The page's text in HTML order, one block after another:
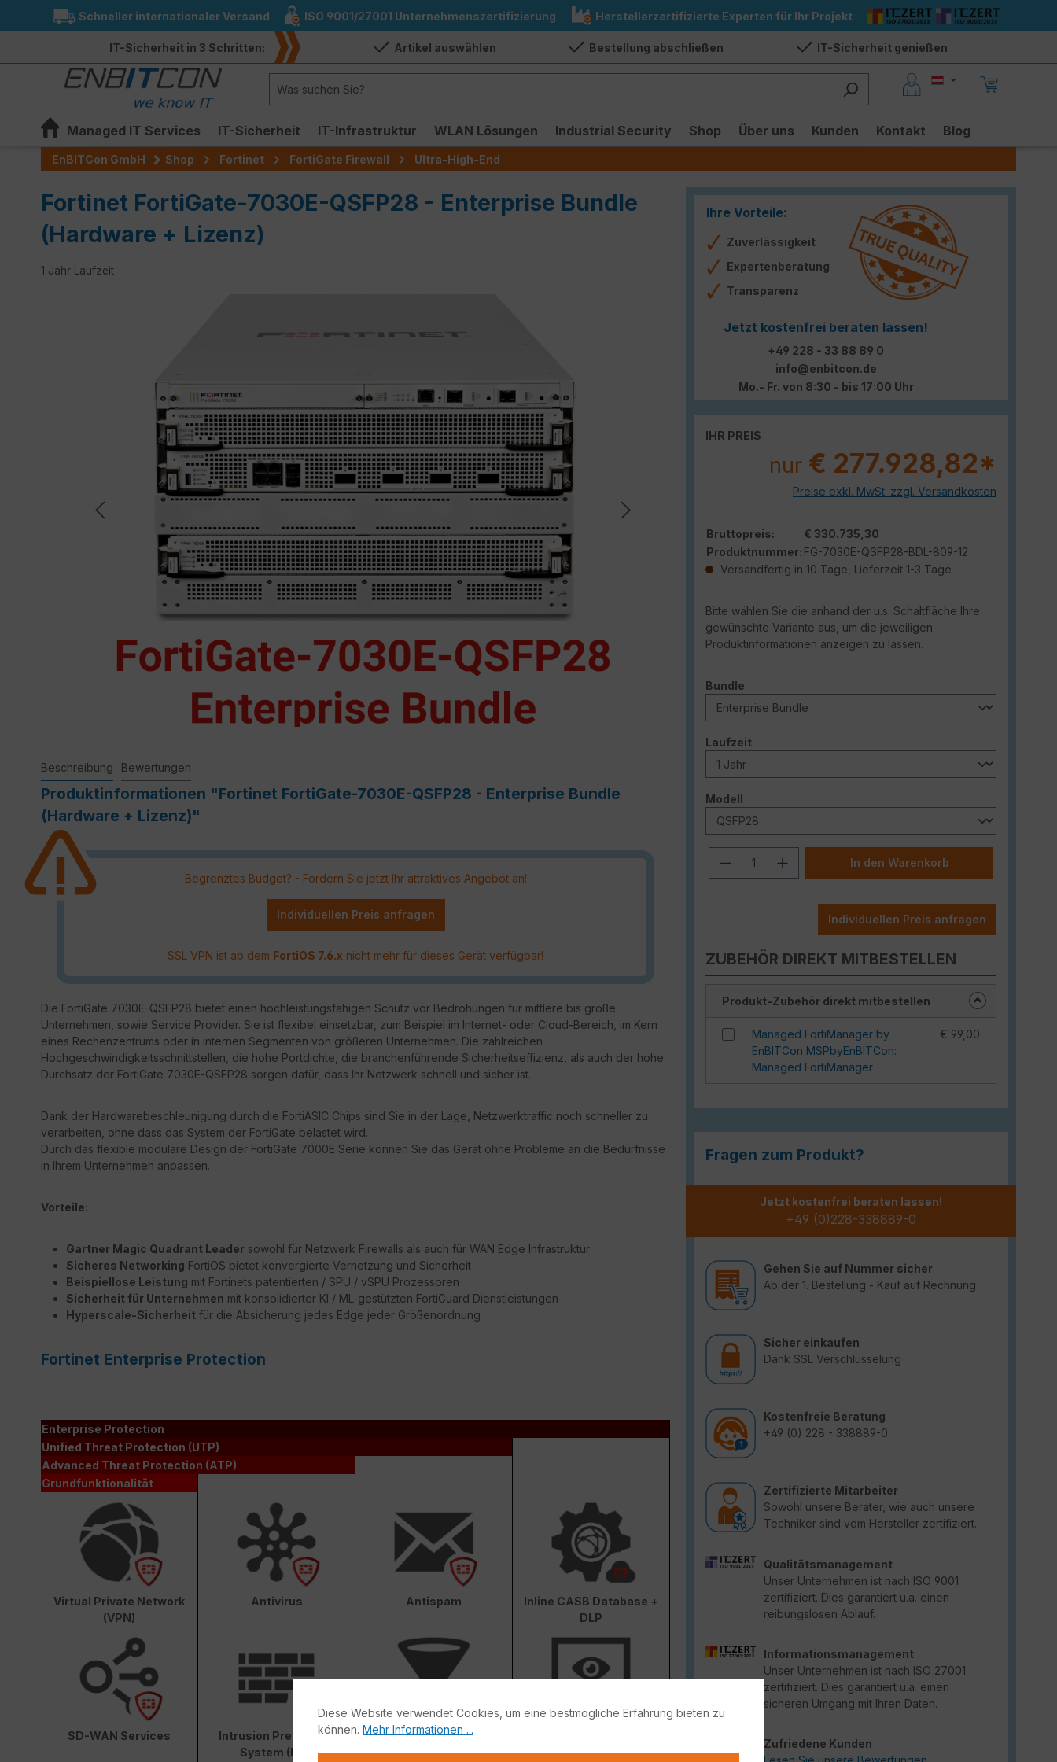
Zur Hauptnavigation springen
Schneller internationaler Versand ISO 9001/27001 Unternehmenszertifizierung Herstellerzertifizierte Experten für Ihr Projekt
IT-Sicherheit in 3 Schritten: Artikel auswählen Bestellung abschließen IT-Sicherheit genießen
Managed IT Services IT-Sicherheit IT-Infrastruktur WLAN Lösungen Industrial Security Shop Über uns Kunden Kontakt Blog
EnBITCon GmbH Shop Fortinet FortiGate Firewall Ultra-High-End
Fortinet FortiGate-7030E-QSFP28 - Enterprise Bundle
(Hardware + Lizenz)
1 Jahr Laufzeit
Ihre Vorteile:
Zuverlässigkeit
Expertenberatung
Transparenz
Jetzt kostenfrei beraten lassen!
+49 228 - 33 88 89 0
info@enbitcon.de
Mo.- Fr. von 8:30 - bis 17:00 Uhr
IHR PREIS
nur € 277.928,82*
Preise exkl. MwSt. zzgl. Versandkosten
Bruttopreis:
€ 330.735,30
Produktnummer: FG-7030E-QSFP28-BDL-809-12
Versandfertig in 10 Tage, Lieferzeit 1-3 Tage
Bitte wählen Sie die anhand der u.s. Schaltfläche Ihre
gewünschte Variante aus, um die jeweiligen
Produktinformationen anzeigen zu lassen.
Bundle
Laufzeitauswählen
Modell
Produkt Anzahl: Gib den
In den Warenkorb
Individuellen Preis anfragen
ZUBEHÖR DIREKT MITBESTELLEN
Produkt-Zubehör direkt mitbestellen
Managed FortiManager by
EnBITCon MSPbyEnBITCon:
Managed FortiManager
€ 99,00
Fragen zum Produkt?
Jetzt kostenfrei beraten lassen!
+49 (0)228-338889-0
Gehen Sie auf Nummer sicher
Ab der 1. Bestellung - Kauf auf Rechnung
Sicher einkaufen
Dank SSL Verschlüsselung
Kostenfreie Beratung
+49 (0) 228 - 338889-0
Zertifizierte Mitarbeiter
Sowohl unsere Berater, wie auch unsere
Techniker sind vom Hersteller zertifiziert.
Qualitätsmanagement
Unser Unternehmen ist nach ISO 9001
zertifiziert. Dies garantiert u.a. einen
reibungslosen Ablauf.
Informationsmanagement
Unser Unternehmen ist nach ISO 27001
zertifiziert. Dies garantiert u.a. einen
sicheren Umgang mit Ihren Daten.
Zufriedene Kunden
Beschreibung Bewertungen
Produktinformationen "Fortinet FortiGate-7030E-QSFP28 - Enterprise Bundle
(Hardware + Lizenz)"
Begrenztes Budget? - Fordern Sie jetzt Ihr attraktives Angebot an!
Individuellen Preis anfragen
SSL VPN ist ab dem FortiOS 7.6.x nicht mehr für dieses Gerät verfügbar!
Die FortiGate 7030E-QSFP28 bietet einen hochleistungsfähigen Schutz vor Bedrohungen für mittlere bis große
Unternehmen, sowie Service Provider. Sie ist flexibel einsetzbar, zum Beispiel im Internet- oder Cloud-Bereich, im Kern
eines Rechenzentrums oder in internen Segmenten von größeren Unternehmen. Die zahlreichen
Hochgeschwindigkeitsschnittstellen, die hohe Portdichte, die branchenführende Sicherheitseffizienz, als auch der hohe
Durchsatz der FortiGate 7030E-QSFP28 sorgen dafür, dass Ihr Netzwerk schnell und sicher ist.
Dank der Hardwarebeschleunigung durch die FortiASIC Chips sind Sie in der Lage, Netzwerktraffic noch schneller zu
verarbeiten, ohne dass das System der FortiGate belastet wird.
Durch das flexible modulare Design der FortiGate 7000E Serie können Sie das Gerät ohne Probleme an die Bedürfnisse
in Ihrem Unternehmen anpassen.
Vorteile:
Gartner Magic Quadrant Leader sowohl für Netzwerk Firewalls als auch für WAN Edge Infrastruktur
Sicheres Networking FortiOS bietet konvergierte Vernetzung und Sicherheit
Beispiellose Leistung mit Fortinets patentierten / SPU / vSPU Prozessoren
Sicherheit für Unternehmen mit konsolidierter KI / ML-gestützten FortiGuard Dienstleistungen
Hyperscale-Sicherheit für die Absicherung jedes Edge jeder Größenordnung
Fortinet Enterprise Protection
Enterprise Protection
Unified Threat Protection (UTP)
Advanced Threat Protection (ATP)
Grundfunktionalität
Virtual Private Network
(VPN)
Antivirus Antispam
Inline CASB Database +
DLP
SD-WAN Services
Intrusion Prevention
System (IPS)
Web & Video Filter
Prevention
Diese Website verwendet Cookies, um eine bestmögliche Erfahrung bieten zu
können. Mehr Informationen ...